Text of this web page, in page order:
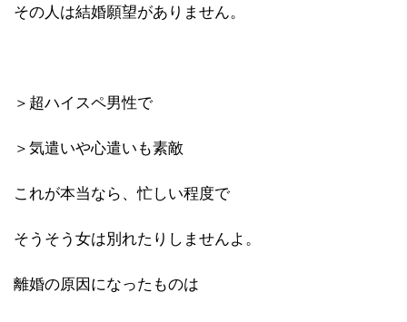
その人は結婚願望がありません。
＞超ハイスペ男性で
＞気遣いや心遣いも素敵
これが本当なら、忙しい程度で
そうそう女は別れたりしませんよ。
離婚の原因になったものは